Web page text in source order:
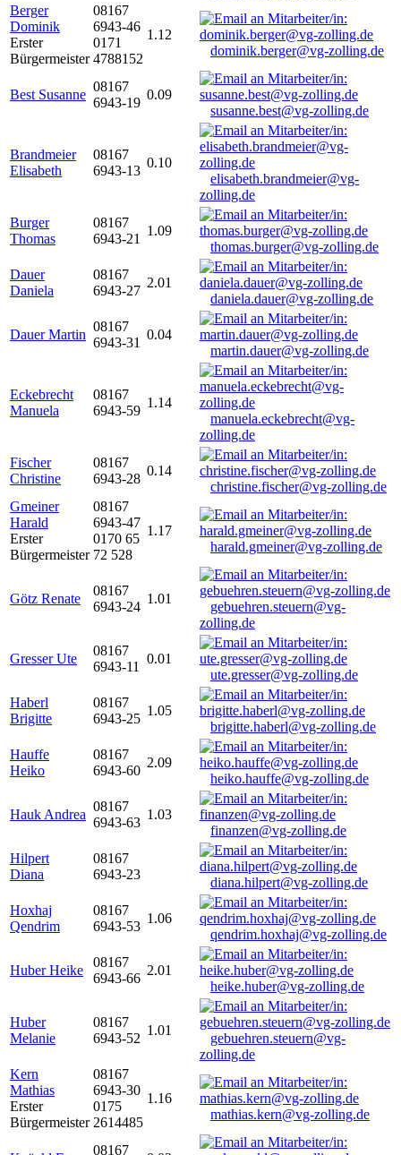
Berger
Dominik
Erster
Bürgermeister
08167
6943-46
0171
4788152
1.12
dominik.berger@vg-zolling.de
Best Susanne
08167
6943-19
0.09
susanne.best@vg-zolling.de
Brandmeier
Elisabeth
08167
6943-13
0.10
elisabeth.brandmeier@vg-
zolling.de
Burger
Thomas
08167
6943-21
1.09
thomas.burger@vg-zolling.de
Dauer
Daniela
08167
6943-27
2.01
daniela.dauer@vg-zolling.de
Dauer Martin
08167
6943-31
0.04
martin.dauer@vg-zolling.de
Eckebrecht
Manuela
08167
6943-59
1.14
manuela.eckebrecht@vg-
zolling.de
Fischer
Christine
08167
6943-28
0.14
christine.fischer@vg-zolling.de
Gmeiner
Harald
Erster
Bürgermeister
08167
6943-47
0170 65
72 528
1.17
harald.gmeiner@vg-zolling.de
Götz Renate
08167
6943-24
1.01
gebuehren.steuern@vg-
zolling.de
Gresser Ute
08167
6943-11
0.01
ute.gresser@vg-zolling.de
Haberl
Brigitte
08167
6943-25
1.05
brigitte.haberl@vg-zolling.de
Hauffe
Heiko
08167
6943-60
2.09
heiko.hauffe@vg-zolling.de
Hauk Andrea
08167
6943-63
1.03
finanzen@vg-zolling.de
Hilpert
Diana
08167
6943-23
diana.hilpert@vg-zolling.de
Hoxhaj
Qendrim
08167
6943-53
1.06
qendrim.hoxhaj@vg-zolling.de
Huber Heike
08167
6943-66
2.01
heike.huber@vg-zolling.de
Huber
Melanie
08167
6943-52
1.01
gebuehren.steuern@vg-
zolling.de
Kern
Mathias
Erster
Bürgermeister
08167
6943-30
0175
2614485
1.16
mathias.kern@vg-zolling.de
08167